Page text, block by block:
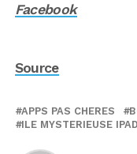
Facebook
Source
APPS PAS CHERES
ILE MYSTERIEUSE IPAD